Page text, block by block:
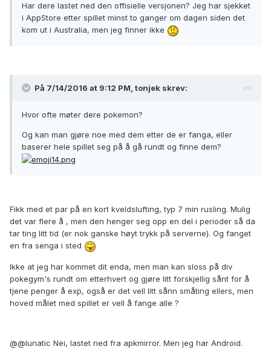
Har dere lastet ned den offisielle versjonen? Jeg har sjekket
i AppStore etter spillet minst to ganger om dagen siden det
kom ut i Australia, men jeg finner ikke
På 7/14/2016 at 9:12 PM, tonjek skrev:
Hvor ofte møter dere pokemon?
Og kan man gjøre noe med dem etter de er fanga, eller
baserer hele spillet seg på å gå rundt og finne dem?
Fikk med et par på en kort kveldslufting, typ 7 min rusling. Mulig
det var flere å , men den henger seg opp en del i perioder så da
tar ting litt tid (er nok ganske høyt trykk på serverne). Og fanget
en fra senga i sted
Ikke at jeg har kommet dit enda, men man kan sloss på div
pokegym's rundt om etterhvert og gjøre litt forskjellig sånt for å
tjene penger å exp, også er det vell litt sånn småting ellers, men
hoved målet med spillet er vell å fange alle ?
@@lunatic Nei, lastet ned fra apkmirror. Men jeg har Android.